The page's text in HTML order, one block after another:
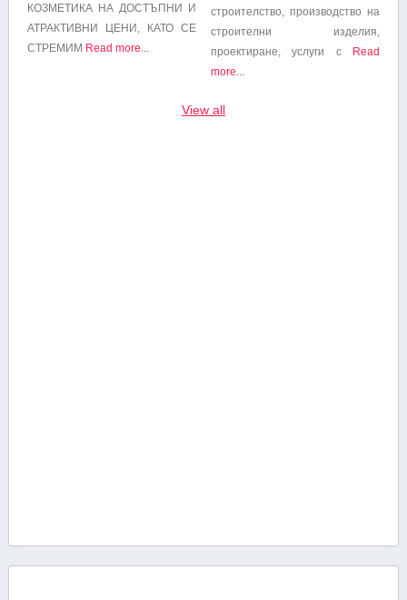
КОЗМЕТИКА НА ДОСТЪПНИ И
АТРАКТИВНИ ЦЕНИ, КАТО СЕ
СТРЕМИМ Read more...
строителство, производство на
строителни изделия,
проектиране, услуги с Read
more...
View all